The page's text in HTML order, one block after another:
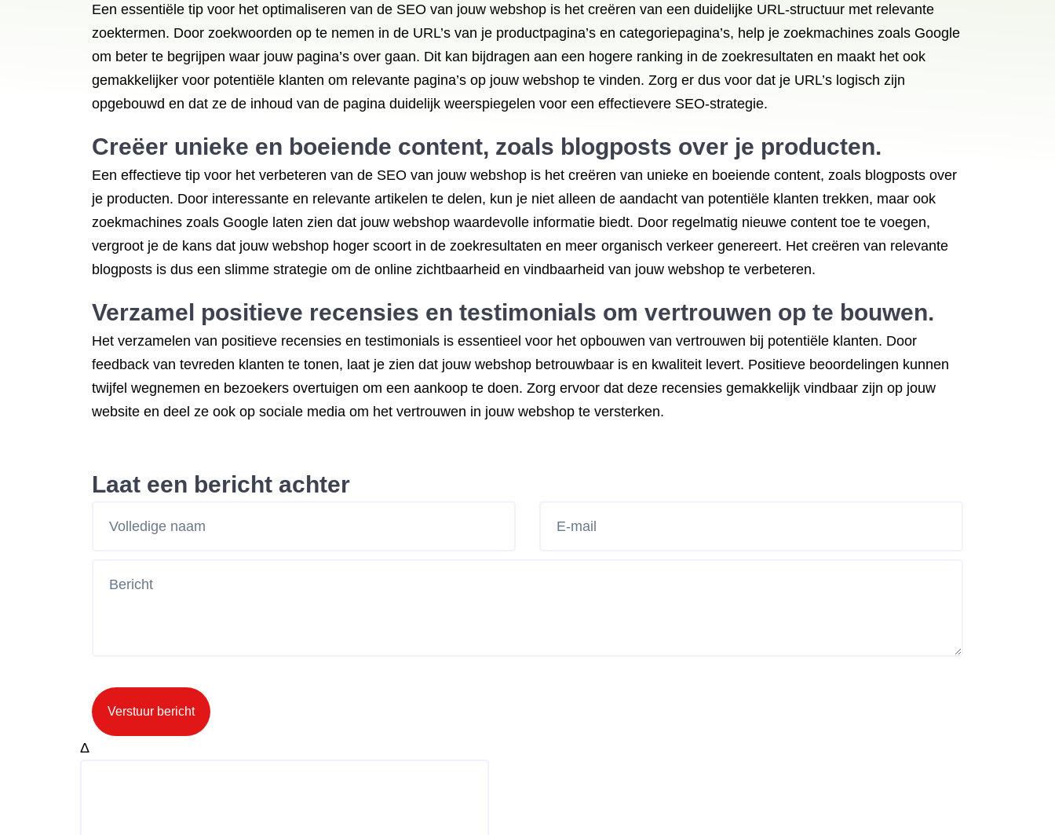
Een essentiële tip voor het optimaliseren van de SEO van jouw webshop is het creëren van een duidelijke URL-structuur met relevante
zoektermen. Door zoekwoorden op te nemen in de URL’s van je productpagina’s en categoriepagina’s, help je zoekmachines zoals Google
om beter te begrijpen waar jouw pagina’s over gaan. Dit kan bijdragen aan een hogere ranking in de zoekresultaten en maakt het ook
gemakkelijker voor potentiële klanten om relevante pagina’s op jouw webshop te vinden. Zorg er dus voor dat je URL’s logisch zijn
opgebouwd en dat ze de inhoud van de pagina duidelijk weerspiegelen voor een effectievere SEO-strategie.
Creëer unieke en boeiende content, zoals blogposts over je producten.
Een effectieve tip voor het verbeteren van de SEO van jouw webshop is het creëren van unieke en boeiende content, zoals blogposts over
je producten. Door interessante en relevante artikelen te delen, kun je niet alleen de aandacht van potentiële klanten trekken, maar ook
zoekmachines zoals Google laten zien dat jouw webshop waardevolle informatie biedt. Door regelmatig nieuwe content toe te voegen,
vergroot je de kans dat jouw webshop hoger scoort in de zoekresultaten en meer organisch verkeer genereert. Het creëren van relevante
blogposts is dus een slimme strategie om de online zichtbaarheid en vindbaarheid van jouw webshop te verbeteren.
Verzamel positieve recensies en testimonials om vertrouwen op te bouwen.
Het verzamelen van positieve recensies en testimonials is essentieel voor het opbouwen van vertrouwen bij potentiële klanten. Door
feedback van tevreden klanten te tonen, laat je zien dat jouw webshop betrouwbaar is en kwaliteit levert. Positieve beoordelingen kunnen
twijfel wegnemen en bezoekers overtuigen om een aankoop te doen. Zorg ervoor dat deze recensies gemakkelijk vindbaar zijn op jouw
website en deel ze ook op sociale media om het vertrouwen in jouw webshop te versterken.
Laat een bericht achter
Verstuur bericht
Δ